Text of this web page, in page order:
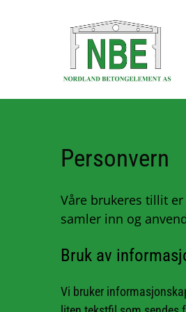
Personvern
Våre brukeres tillit
samler inn og
Bruk av
Vi bruker